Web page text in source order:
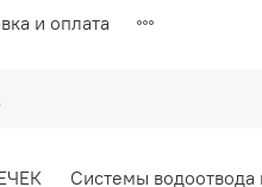
и оплата
Системы водоотвода